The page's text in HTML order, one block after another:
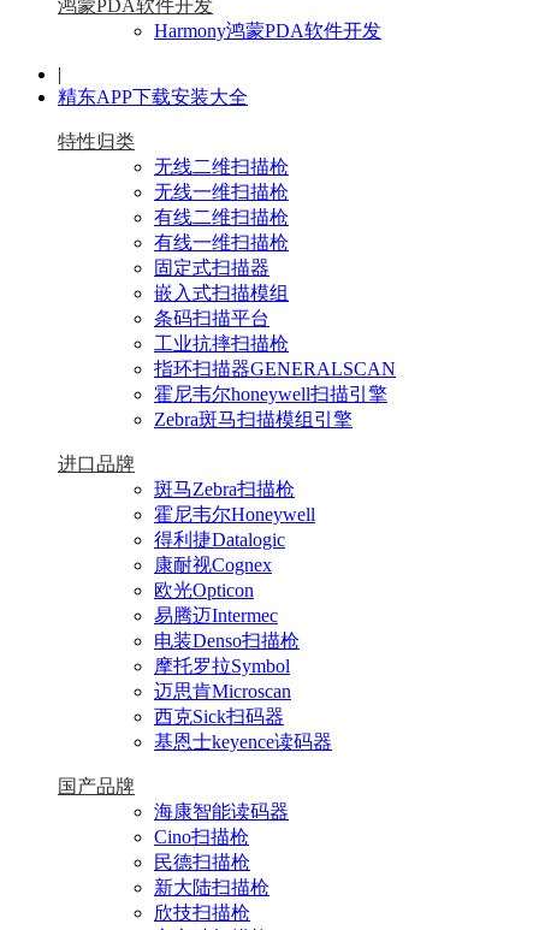
鸿蒙PDA软件开发
Harmony鸿蒙PDA软件开发
|
精东APP下载安装大全
特性归类
无线二维扫描枪
无线一维扫描枪
有线二维扫描枪
有线一维扫描枪
固定式扫描器
嵌入式扫描模组
条码扫描平台
工业抗摔扫描枪
指环扫描器GENERALSCAN
霍尼韦尔honeywell扫描引擎
Zebra斑马扫描模组引擎
进口品牌
斑马Zebra扫描枪
霍尼韦尔Honeywell
得利捷Datalogic
康耐视Cognex
欧光Opticon
易腾迈Intermec
电装Denso扫描枪
摩托罗拉Symbol
迈思肯Microscan
西克Sick扫码器
基恩士keyence读码器
国产品牌
海康智能读码器
Cino扫描枪
民德扫描枪
新大陆扫描枪
欣技扫描枪